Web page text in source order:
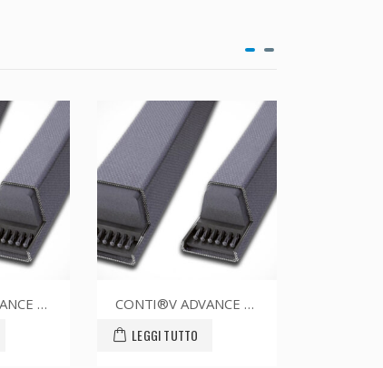
CONTI®V ADVANCE SPZ1687CR CONTI®V ADVANCE SPZ1662CR
LEGGI TUTTO